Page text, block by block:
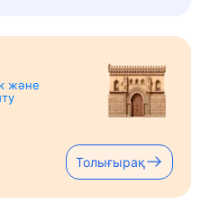
және
Толығырақ